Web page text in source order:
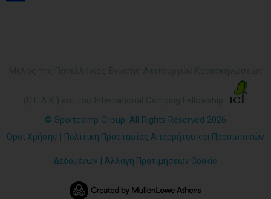
© Sportcamp Group. All Rights Reserved 2026
Όροι Χρήσης Πολιτική Προστασίας Απορρήτου και Προσωπικών
Δεδομένων Αλλαγή Προτιμήσεων Cookie